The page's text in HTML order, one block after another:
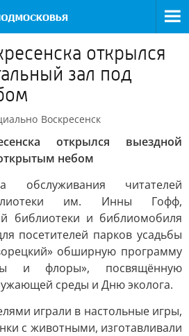
открылся
зал под
Воскресенск
открылся выездной
небом
обслуживания читателей
им. Инны Гофф,
библиотеки и библиомобиля
посетителей парков усадьбы
обширную программу
и флоры», посвящённую
среды и Дню эколога.
играли в настольные игры,
с животными, изготавливали